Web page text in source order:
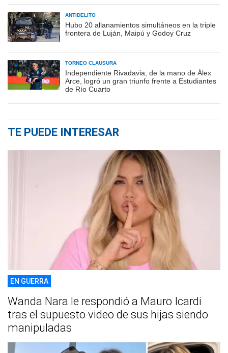
ANTIDELITO
Hubo 20 allanamientos simultáneos en la triple
frontera de Luján, Maipú y Godoy Cruz
TORNEO CLAUSURA
Independiente Rivadavia, de la mano de Álex
Arce, logró un gran triunfo frente a Estudiantes
de Río Cuarto
TE PUEDE INTERESAR
EN GUERRA
Wanda Nara le respondió a Mauro Icardi
tras el supuesto video de sus hijas siendo
manipuladas